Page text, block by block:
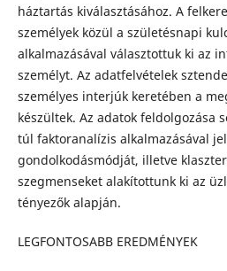
háztartás kiválasztásához. A
személyek közül a születésnapi
alkalmazásával választottuk ki az
személyt. Az adatfelvételek
személyes interjúk keretében a
készültek. Az adatok feldolgozása
túl faktoranalízis alkalmazásával
gondolkodásmódját, illetve
szegmenseket alakítottunk ki az
tényezők alapján.
LEGFONTOSABB EREDMÉNYEK